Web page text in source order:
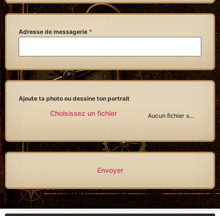
Adresse de messagerie *
Ajoute ta photo ou dessine ton portrait
Choisissez un fichier Aucun fichier sélectionné
Envoyer